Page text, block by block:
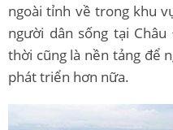
ngoài tỉnh về trong khu
người dân sống tại
thời cũng là nền tảng để
phát triển hơn nữa.